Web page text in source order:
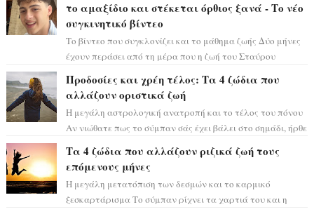
το αμαξίδιο και στέκεται όρθιος ξανά - Το νέο
συγκινητικό βίντεο
Το βίντεο που συγκλονίζει και το μάθημα ζωής Δύο μήνες
έχουν περάσει από τη μέρα που η ζωή του Σταύρου
Προδοσίες και χρέη τέλος: Τα 4 ζώδια που
αλλάζουν οριστικά ζωή
Η μεγάλη αστρολογική ανατροπή και το τέλος του πόνου
Αν νιώθατε πως το σύμπαν σάς έχει βάλει στο σημάδι, ήρθε
Τα 4 ζώδια που αλλάζουν ριζικά ζωή τους
επόμενους μήνες
Η μεγάλη μετατόπιση των δεσμών και το καρμικό
ξεσκαρτάρισμα Το σύμπαν ρίχνει τα χαρτιά του και η